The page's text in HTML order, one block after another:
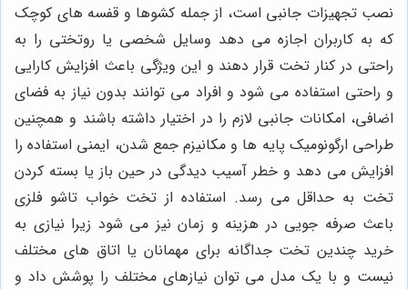
نصب تجهیزات جانبی است، از جمله کشوها و قفسه های کوچک
که به کاربران اجازه می دهد وسایل شخصی یا روتختی را به
راحتی در کنار تخت قرار دهند و این ویژگی باعث افزایش کارایی
و راحتی استفاده می شود و افراد می توانند بدون نیاز به فضای
اضافی، امکانات جانبی لازم را در اختیار داشته باشند و همچنین
طراحی ارگونومیک پایه ها و مکانیزم جمع شدن، ایمنی استفاده را
افزایش می دهد و خطر آسیب دیدگی در حین باز یا بسته کردن
تخت به حداقل می رسد. استفاده از تخت خواب تاشو فلزی
باعث صرفه جویی در هزینه و زمان نیز می شود زیرا نیازی به
خرید چندین تخت جداگانه برای مهمانان یا اتاق های مختلف
نیست و با یک مدل می توان نیازهای مختلف را پوشش داد و